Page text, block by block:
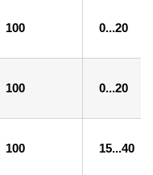
100 0...20
100 0...20
100 15...40